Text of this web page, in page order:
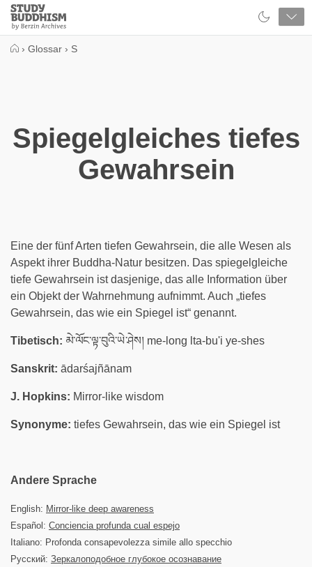
Close
Study
Buddhism
› Glossar › S
Spiegelgleiches tiefes
Gewahrsein
Eine der fünf Arten tiefen Gewahrsein, die alle Wesen als
Aspekt ihrer Buddha-Natur besitzen. Das spiegelgleiche
tiefe Gewahrsein ist dasjenige, das alle Information über
ein Objekt der Wahrnehmung aufnimmt. Auch „tiefes
Gewahrsein, das wie ein Spiegel ist“ genannt.
Tibetisch: མེ་ལོང་ལྟ་བུའི་ཡེ་ཤེས། me-long lta-bu'i ye-shes
Sanskrit: ādarśajñānam
J. Hopkins: Mirror-like wisdom
Synonyme: tiefes Gewahrsein, das wie ein Spiegel ist
Andere Sprache
English: Mirror-like deep awareness
Español: Conciencia profunda cual espejo
Italiano: Profonda consapevolezza simile allo specchio
Русский: Зеркалоподобное глубокое осознавание